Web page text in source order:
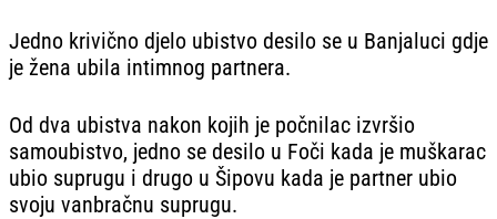
Jedno krivično djelo ubistvo desilo se u Banjaluci gdje
je žena ubila intimnog partnera.
Od dva ubistva nakon kojih je počnilac izvršio
samoubistvo, jedno se desilo u Foči kada je muškarac
ubio suprugu i drugo u Šipovu kada je partner ubio
svoju vanbračnu suprugu.